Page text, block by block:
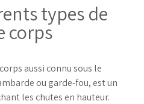
types de
corps
aussi connu sous le
ou garde-fou, est un
les chutes en hauteur.